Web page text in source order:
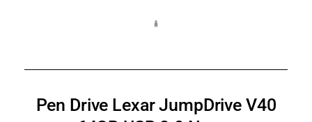
Pen Drive Lexar JumpDrive V40